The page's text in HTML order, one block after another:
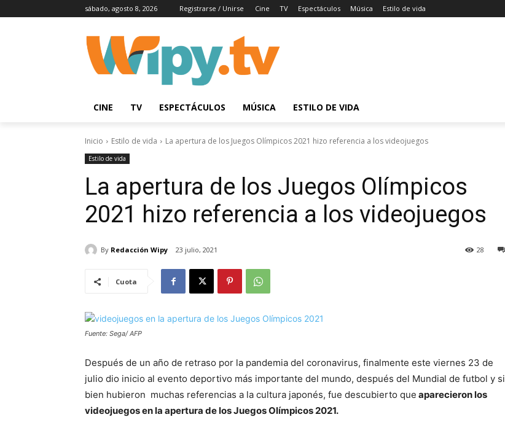
sábado, agosto 8, 2026 Registrarse / Unirse Cine TV Espectáculos Música Estilo de vida
CINE TV ESPECTÁCULOS MÚSICA ESTILO DE VIDA
Inicio Estilo de vida La apertura de los Juegos Olímpicos 2021 hizo referencia a los videojuegos
Estilo de vida
La apertura de los Juegos Olímpicos
2021 hizo referencia a los videojuegos
By Redacción Wipy 23 julio, 2021 28
Cuota
Fuente: Sega/ AFP
Después de un año de retraso por la pandemia del coronavirus, finalmente este viernes 23 de
julio dio inicio al evento deportivo más importante del mundo, después del Mundial de futbol y si
bien hubieron muchas referencias a la cultura japonés, fue descubierto que aparecieron los
videojuegos en la apertura de los Juegos Olímpicos 2021.